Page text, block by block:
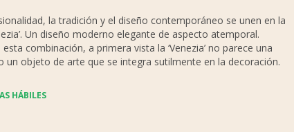
la tradición y el diseño contemporáneo se unen en la
Un diseño moderno elegante de aspecto atemporal.
combinación, a primera vista la ‘Venezia’ no parece una
un objeto de arte que se integra sutilmente en la decoración.
HÁBILES